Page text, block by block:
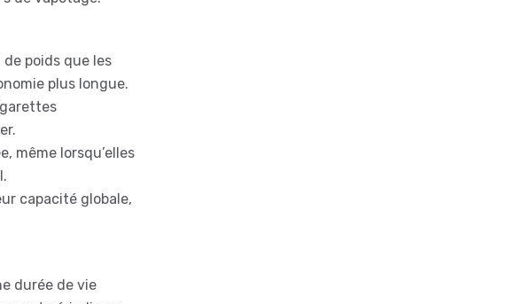
poids que les
plus longue.
même lorsqu’elles
capacité globale,
durée de vie